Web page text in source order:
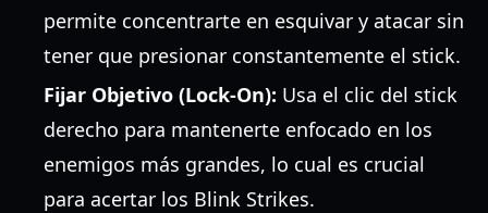
permite concentrarte en esquivar y atacar sin
tener que presionar constantemente el stick.
Fijar Objetivo (Lock-On): Usa el clic del stick
derecho para mantenerte enfocado en los
enemigos más grandes, lo cual es crucial
para acertar los Blink Strikes.